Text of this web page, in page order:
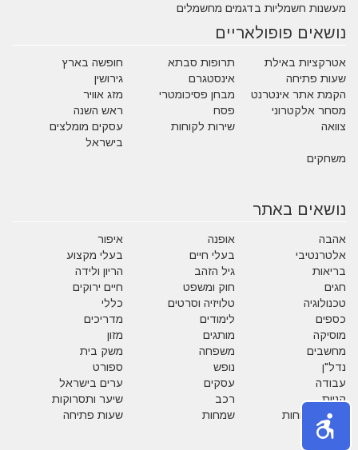
מעשנות חשמליות בדגמים מחשמלים
נושאים פופולאריים
אטרקציות באילת תרופות סבתא
חופשה בארץ
שעות פתיחה
אינסטגרם
גירושין
הקמת אתר אינטרנט
מבחן פסיכומטרי
מזג אוויר
מסחר אלקטרוני
פסח
ראש השנה
צוואה
שירות לקוחות
עסקים מומלצים
בישראל
משחקים
נושאים באתר
אהבה אופנה
איפור
אלטרנטיבי
בעלי חיים
בעלי מקצוע
בריאות
גיל הזהב
הריון ולידה
חגים
חוק ומשפט
חיים ירוקים
טכנולוגיה
טלויזיה וסרטים
כללי
כספים
לימודים
מדריכים
מוסיקה
מותגים
מזון
מחשבים
משפחה
משק בית
נדל"ן
נופש
ספורט
עבודה
עסקים
ערים בישראל
קניות
רכב
שיער ותסרוקות
שירות לקוחות
שמחות
שעות פתיחה
תזונה